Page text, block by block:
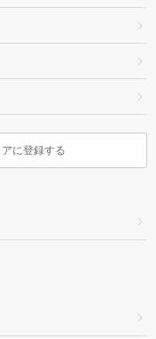
に登録する